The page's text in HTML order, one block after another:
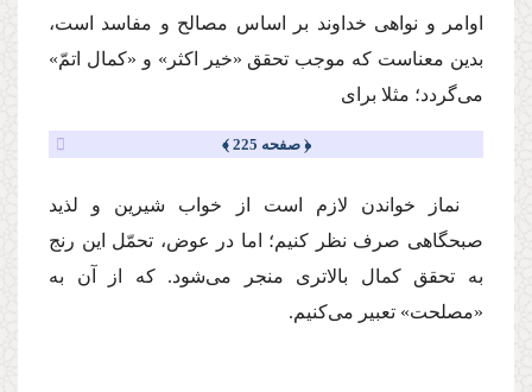
اوامر و نواهى خداوند بر اساس مصالح و مفاسد است،
بدین معناست كه موجب تحقق «خیر اكثر» و «كمال اتمّ»
مى‌گردد؛ مثلا براى
﴿ صفحه 225 ﴾
نماز خواندن لازم است از خواب شیرین و لذید
صبحگاهى صرف نظر كنیم؛ اما در عوض، تحمّل این رنج
به تحقق كمال بالاترى منجر مى‌شود. كه از آن به
«مصلحت» تعبیر مى‌كنیم.